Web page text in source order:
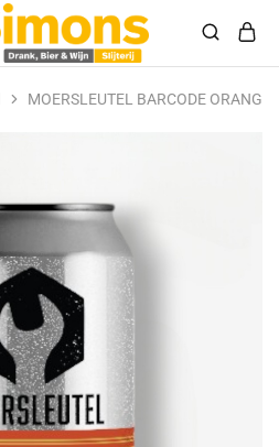
MOERSLEUTEL BARCODE ORANGE